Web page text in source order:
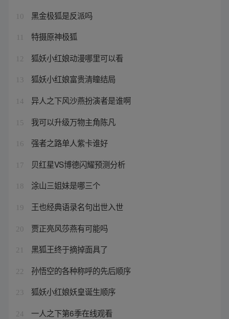
10 黑金极狐是反派吗
特摄原神极狐
12 狐妖小红娘动漫哪里可以看
13 狐妖小红娘富贵清瞳结局
14 异人之下风沙燕扮演者是谁啊
15 我可以升级万物主角陈凡
16 强者之路单人紫卡谁好
17 贝红星VS博德闪耀预测分析
18 涂山三姐妹是哪三个
19 王也经典语录名句出世入世
20 贾正亮风莎燕有可能吗
21 黑狐王终于摘掉面具了
22 孙悟空的各种称呼的先后顺序
23 狐妖小红娘妖皇诞生顺序
24 一人之下第6季在线观看